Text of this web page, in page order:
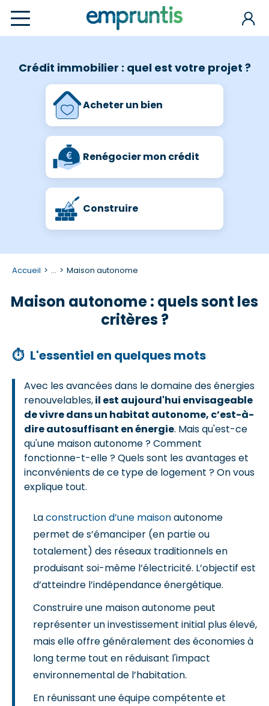
Crédit immobilier : quel est votre projet ?
Acheter un bien
Renégocier mon crédit
Construire
Accueil ... Maison autonome
Maison autonome : quels sont les
critères ?
⏱ L'essentiel en quelques mots
Avec les avancées dans le domaine des énergies
renouvelables,il est aujourd'hui envisageable
de vivre dans un habitat autonome, c’est-à-
dire autosuffisant en énergie. Mais qu'est-ce
qu'une maison autonome ? Comment
fonctionne-t-elle ? Quels sont les avantages et
inconvénients de ce type de logement ? On vous
explique tout.
Laconstruction d’une maisonautonome
permet de s’émanciper (en partie ou
totalement) des réseaux traditionnels en
produisant soi-même l’électricité. L’objectif est
d’atteindre l’indépendance énergétique.
Construire une maison autonome peut
représenter un investissement initial plus élevé,
mais elle offre généralement des économies à
long terme tout en réduisant l'impact
environnemental de l’habitation.
En réunissant une équipe compétente et